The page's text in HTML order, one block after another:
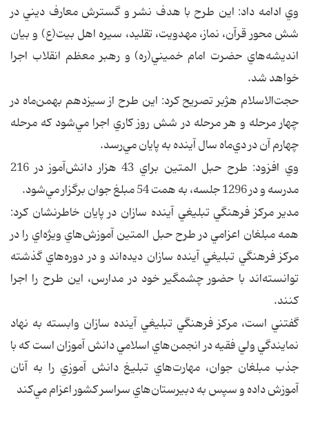
وي ادامه داد: اين طرح با هدف نشر و گسترش معارف ديني در
شش محور قرآن، نماز، مهدويت، ‌تقليد، سيره اهل بيت(ع) و بيان
انديشه‌هاي حضرت امام خميني(ره) و رهبر معظم انقلاب اجرا
خواهد شد.
حجت‌الاسلام هژبر تصريح كرد: اين طرح از سيزدهم بهمن‌ماه در
چهار مرحله و هر مرحله در شش روز كاري اجرا مي‌شود كه مرحله
چهارم آن در دي‌ماه سال آينده به پايان مي‌رسد.
وي افزود: طرح حبل المتين براي 43 هزار دانش‌آموز در 216
مدرسه و در 1296 جلسه، به همت 54 مبلغ جوان برگزار مي‌شود.
مدير مركز فرهنگي تبليغي آينده سازان در پايان خاطرنشان کرد:
همه مبلغان اعزامي در طرح حبل ‌المتين آموزش‌هاي ويژه‌اي را در
مركز فرهنگي تبليغي آينده سازان ديده‌اند و در دوره‌هاي گذشته
توانسته‌اند با حضور چشمگير خود در مدارس، اين طرح را اجرا
کنند.
گفتني است،‌ مركز فرهنگي تبليغي آينده سازان وابسته به نهاد
نمايندگي ولي فقيه در انجمن‌هاي اسلامي دانش ‌آموزان است که با
جذب مبلغان جوان، مهارت‌هاي تبليغ دانش ‌آموزي را به آنان
آموزش داده و سپس به دبيرستان‌هاي سراسر كشور اعزام مي‌کند